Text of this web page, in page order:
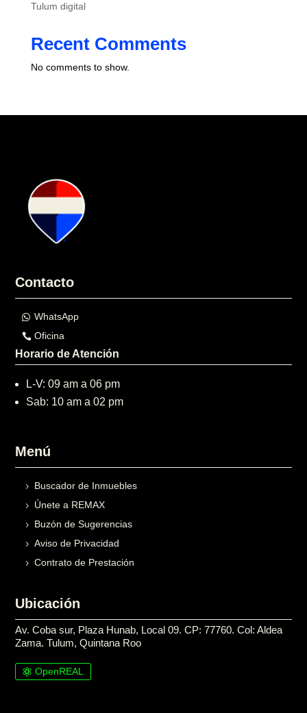
Tulum digital
Recent Comments
No comments to show.
Contacto
WhatsApp
Oficina
Horario de Atención
L-V: 09 am a 06 pm
Sab: 10 am a 02 pm
Menú
Buscador de Inmuebles
Únete a REMAX
Buzón de Sugerencias
Aviso de Privacidad
Contrato de Prestación
Ubicación
Av. Coba sur, Plaza Hunab, Local 09. CP: 77760. Col: Aldea
Zama. Tulum, Quintana Roo
OpenREAL